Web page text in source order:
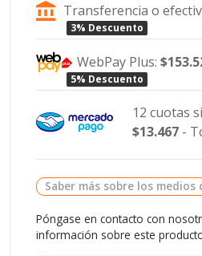
Transferencia o
3% Descuento
WebPay Plus:
5% Descuento
12 cuotas
$13.467-
Saber más sobre los medios
Póngase en contacto con
información sobre este